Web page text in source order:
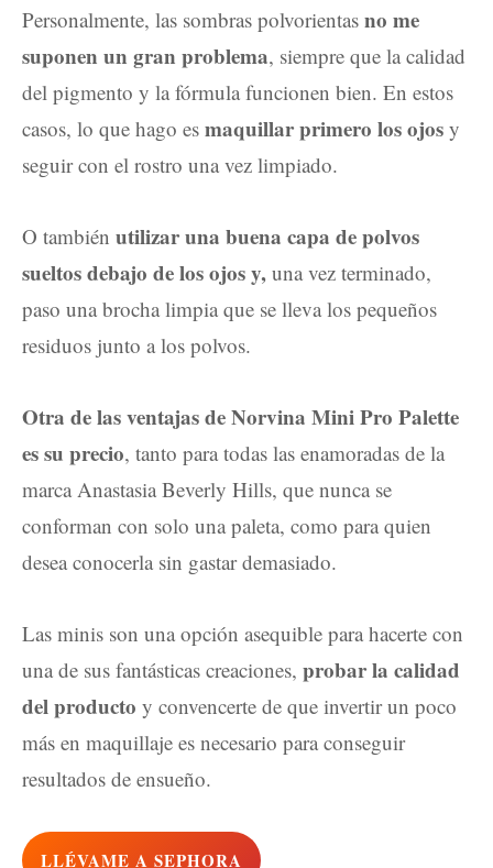
Personalmente, las sombras polvorientas no me
suponen un gran problema, siempre que la calidad
del pigmento y la fórmula funcionen bien. En estos
casos, lo que hago es maquillar primero los ojos y
seguir con el rostro una vez limpiado.
O también utilizar una buena capa de polvos
sueltos debajo de los ojos y, una vez terminado,
paso una brocha limpia que se lleva los pequeños
residuos junto a los polvos.
Otra de las ventajas de Norvina Mini Pro Palette
es su precio, tanto para todas las enamoradas de la
marca Anastasia Beverly Hills, que nunca se
conforman con solo una paleta, como para quien
desea conocerla sin gastar demasiado.
Las minis son una opción asequible para hacerte con
una de sus fantásticas creaciones, probar la calidad
del producto y convencerte de que invertir un poco
más en maquillaje es necesario para conseguir
resultados de ensueño.
LLÉVAME A SEPHORA